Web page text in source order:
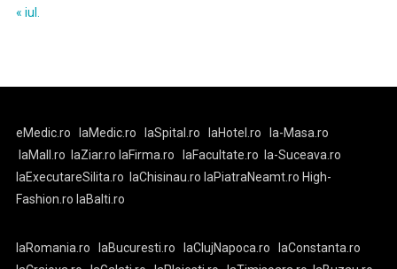
« iul.
eMedic.ro laMedic.ro laSpital.ro laHotel.ro
la-Masa.ro
laMall.ro
laZiar.ro laFirma.ro laFacultate.ro
la-Suceava.ro
laExecutareSilita.ro
laChisinau.ro laPiatraNeamt.ro High-
Fashion.ro laBalti.ro
laRomania.ro laBucuresti.ro laClujNapoca.ro
laConstanta.ro